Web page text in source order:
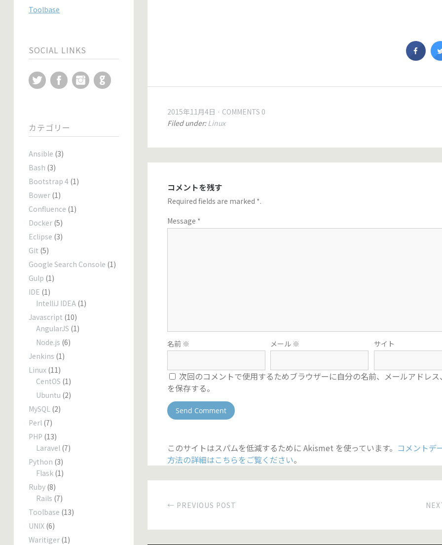
Toolbase
SOCIAL LINKS
Twitter FacebookInstagram
カテゴリー
Ansible (3)
Bash (3)
Bootstrap 4 (1)
Bower (1)
Confluence (1)
Docker (5)
Eclipse (3)
Git (5)
Google Search Console (1)
Gulp (1)
IDE (1)
IntelliJ IDEA (1)
Javascript (10)
AngularJS (1)
Node.js (6)
Jenkins (1)
Linux (11)
CentOS (1)
Ubuntu (2)
MySQL (2)
Perl (7)
PHP (13)
Laravel (7)
Python (3)
Flask (1)
Ruby (8)
Rails (7)
Toolbase (13)
UNIX (6)
Waritiger (1)
2015年11月4日
COMMENTS 0
Filed under:Linux
コメントを残す
Required fields are marked *.
Message *
名前 ※ メール ※ サイト
次回のコメントで使用するためブラウザーに自分の名前、メールアドレ
を保存する。
このサイトはスパムを低減するために Akismet を使っています。 コメントデ
方法の詳細はこちらをご覧ください。
← PREVIOUS POST